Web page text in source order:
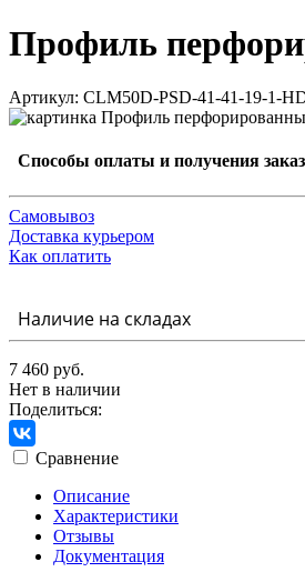
Профиль
Артикул: CLM50D-PSD-41-41-19-1-
Способы оплаты и получения
Самовывоз
Доставка курьером
Как оплатить
Наличие на складах
7 460 руб.
Нет в наличии
Поделиться:
Сравнение
Описание
Характеристики
Отзывы
Документация